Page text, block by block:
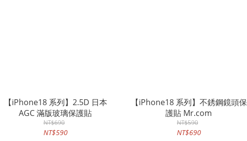
【iPhone18 系列】2.5D 日本
AGC 滿版玻璃保護貼
NT$690
NT$590
【iPhone18 系列】不銹鋼鏡頭保
護貼 Mr.com
NT$590
NT$690